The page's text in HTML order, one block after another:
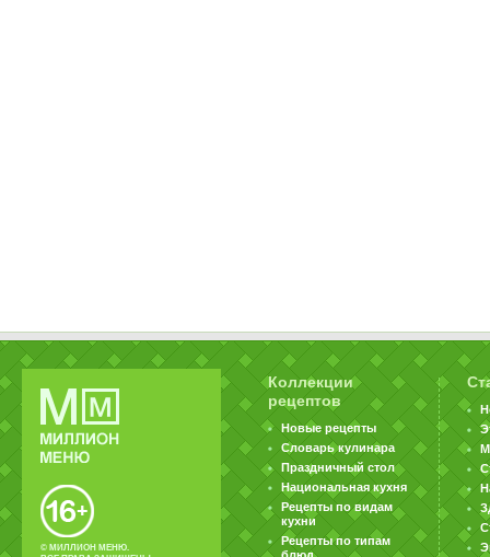
© МИЛЛИОН МЕНЮ.
Коллекции
рецептов
Новые рецепты
Словарь кулинара
Праздничный стол
Национальная кухня
Рецепты по видам
кухни
Рецепты по типам